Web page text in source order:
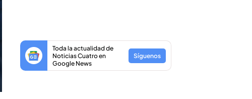
Toda la actualidad de
Noticias Cuatro en
Google News
Síguenos